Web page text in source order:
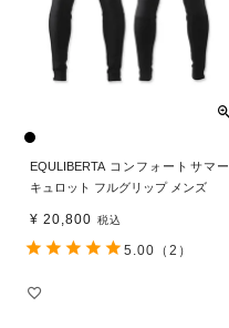
EQULIBERTA コンフォートサマー
キュロット フルグリップ メンズ
¥ 20,800 税込
5.00 （2）